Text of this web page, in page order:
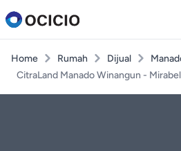
Home Rumah Dijual
CitraLand Manado Winangun -